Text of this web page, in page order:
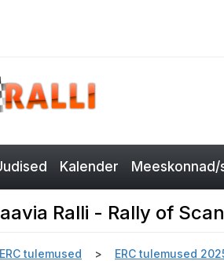
Kalender Meeskonnad/
Ralli - Rally of
ERC tulemused ERC tulemused